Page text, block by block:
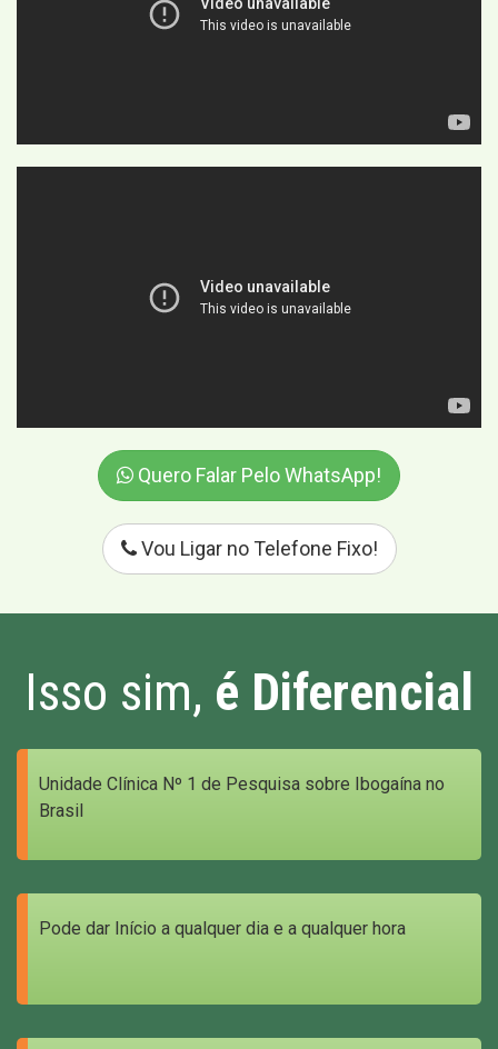
Quero Falar Pelo WhatsApp!
Vou Ligar no Telefone Fixo!
Isso sim, é Diferencial
Unidade Clínica Nº 1 de Pesquisa sobre Ibogaína no
Brasil
Pode dar Início a qualquer dia e a qualquer hora